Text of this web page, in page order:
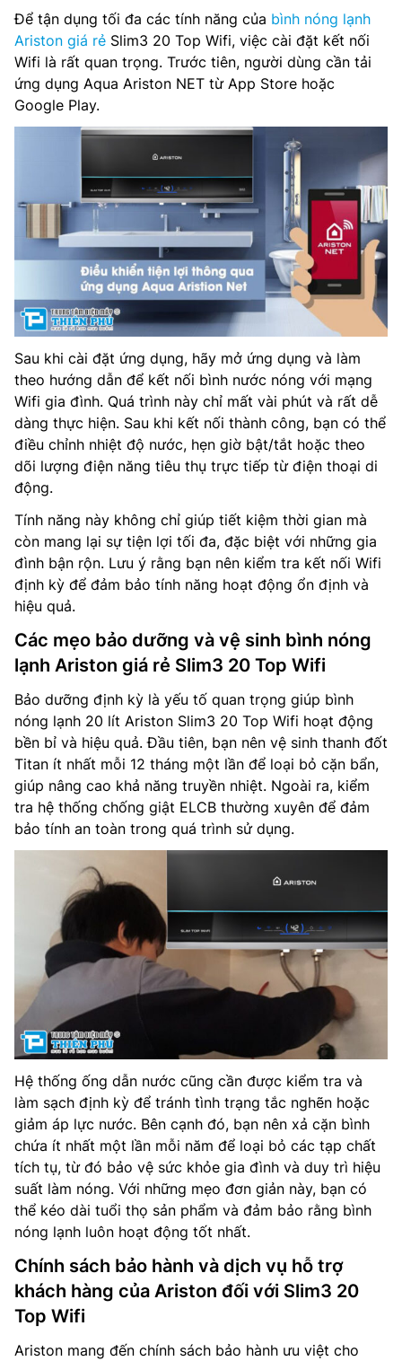
Để tận dụng tối đa các tính năng của bình nóng lạnh
Ariston giá rẻ Slim3 20 Top Wifi, việc cài đặt kết nối
Wifi là rất quan trọng. Trước tiên, người dùng cần tải
ứng dụng Aqua Ariston NET từ App Store hoặc
Google Play.
Sau khi cài đặt ứng dụng, hãy mở ứng dụng và làm
theo hướng dẫn để kết nối bình nước nóng với mạng
Wifi gia đình. Quá trình này chỉ mất vài phút và rất dễ
dàng thực hiện. Sau khi kết nối thành công, bạn có thể
điều chỉnh nhiệt độ nước, hẹn giờ bật/tắt hoặc theo
dõi lượng điện năng tiêu thụ trực tiếp từ điện thoại di
động.
Tính năng này không chỉ giúp tiết kiệm thời gian mà
còn mang lại sự tiện lợi tối đa, đặc biệt với những gia
đình bận rộn. Lưu ý rằng bạn nên kiểm tra kết nối Wifi
định kỳ để đảm bảo tính năng hoạt động ổn định và
hiệu quả.
Các mẹo bảo dưỡng và vệ sinh bình nóng
lạnh Ariston giá rẻ Slim3 20 Top Wifi
Bảo dưỡng định kỳ là yếu tố quan trọng giúp bình
nóng lạnh 20 lít Ariston Slim3 20 Top Wifi hoạt động
bền bỉ và hiệu quả. Đầu tiên, bạn nên vệ sinh thanh đốt
Titan ít nhất mỗi 12 tháng một lần để loại bỏ cặn bẩn,
giúp nâng cao khả năng truyền nhiệt. Ngoài ra, kiểm
tra hệ thống chống giật ELCB thường xuyên để đảm
bảo tính an toàn trong quá trình sử dụng.
Hệ thống ống dẫn nước cũng cần được kiểm tra và
làm sạch định kỳ để tránh tình trạng tắc nghẽn hoặc
giảm áp lực nước. Bên cạnh đó, bạn nên xả cặn bình
chứa ít nhất một lần mỗi năm để loại bỏ các tạp chất
tích tụ, từ đó bảo vệ sức khỏe gia đình và duy trì hiệu
suất làm nóng. Với những mẹo đơn giản này, bạn có
thể kéo dài tuổi thọ sản phẩm và đảm bảo rằng bình
nóng lạnh luôn hoạt động tốt nhất.
Chính sách bảo hành và dịch vụ hỗ trợ
khách hàng của Ariston đối với Slim3 20
Top Wifi
Ariston mang đến chính sách bảo hành ưu việt cho